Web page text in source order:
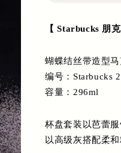
【 Starbucks 朋
蝴蝶结丝带造型
编号：Starbucks
容量：296ml
杯盘套装以芭蕾
以高级灰搭配柔